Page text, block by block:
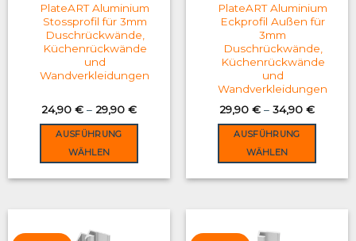
PlateART Aluminium
Stossprofil für 3mm
Duschrückwände,
Küchenrückwände
und
Wandverkleidungen
24,90 €– 29,90 €
AUSFÜHRUNG
WÄHLEN
variants.
PlateART Aluminium
Eckprofil Außen für
3mm
Duschrückwände,
Küchenrückwände
und
Wandverkleidungen
29,90 €– 34,90 €
AUSFÜHRUNG
WÄHLEN
variants.